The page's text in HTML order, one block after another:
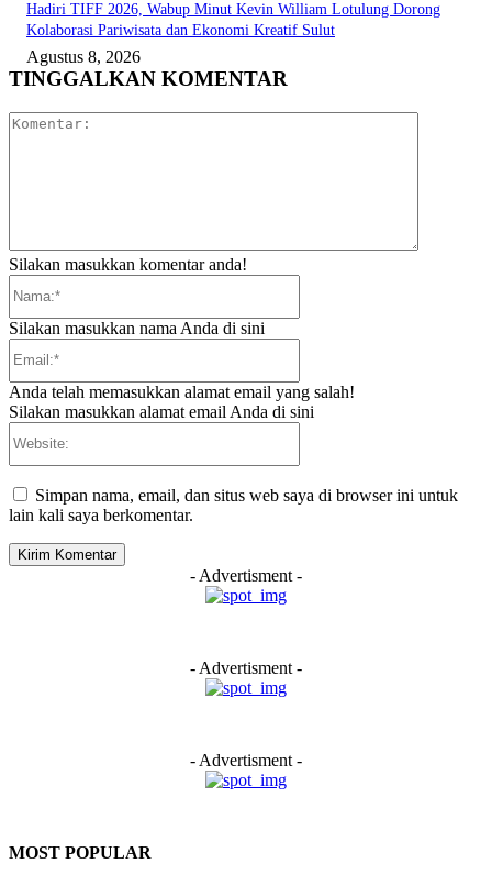
Hadiri TIFF 2026, Wabup Minut Kevin William Lotulung Dorong
Kolaborasi Pariwisata dan Ekonomi Kreatif Sulut
Agustus 8, 2026
TINGGALKAN KOMENTAR
Silakan masukkan komentar anda!
Silakan masukkan nama Anda di sini
Anda telah memasukkan alamat email yang salah!
Silakan masukkan alamat email Anda di sini
Simpan nama, email, dan situs web saya di browser ini untuk
lain kali saya berkomentar.
- Advertisment -
- Advertisment -
- Advertisment -
MOST POPULAR